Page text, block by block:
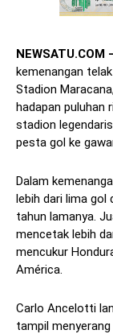
NEWSATU.COM
kemenangan
Stadion
hadapan puluhan
stadion
pesta gol ke
Dalam
lebih dari lima gol
tahun lamanya.
mencetak lebih
mencukur
América.
Carlo Ancelotti
tampil